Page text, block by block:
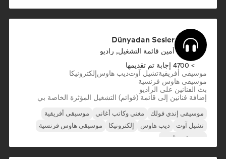
Dünyadan Sesler
أمين قائمة التشغيل, راديو
> 4700 إجابة تم تقديمها
موسيقى أفريقيةتشيل آوتديب هاوسإلكترونيكا
موسيقى هاوس فرنسية
بث الفنانين على الراديو
إضافة فنانين إلى قائمة (قوائم) التشغيل المؤثرة الخاصة بي
موسيقى إندي فولك مغني وكاتب أغاني
موسيقى أفريقية
تشيل آوت
ديب هاوس إلكترونيكا
موسيقى هاوس فرنسية
موسيقى هاوس